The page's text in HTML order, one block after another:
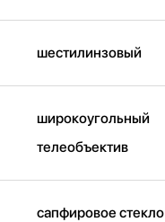
шестилинзовый
широкоугольный
телеобъектив
сапфировое стекло